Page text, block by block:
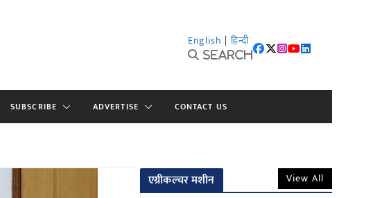
English | हिन्दी
Search
SUBSCRIBE ADVERTISE CONTACT US
एग्रीकल्चर मशीन View All